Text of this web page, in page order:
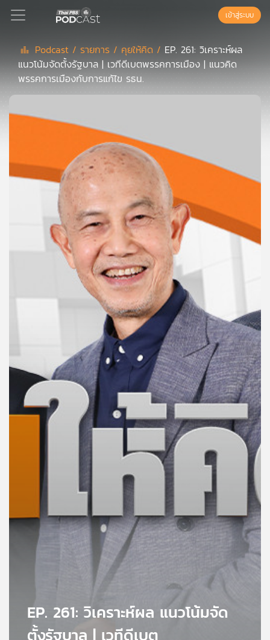
Podcast
เพล
แนะนำ
บทความ
ข่าว
เข้าสู่ระบบ
Podcast / รายการ / คุยให้คิด / EP. 261: วิเคราะห์ผล
แนวโน้มจัดตั้งรัฐบาล | เวทีดีเบตพรรคการเมือง | แนวคิด
พรรคการเมืองกับการแก้ไข รธน.
EP. 261: วิเคราะห์ผล แนวโน้มจัด
ตั้งรัฐบาล | เวทีดีเบต